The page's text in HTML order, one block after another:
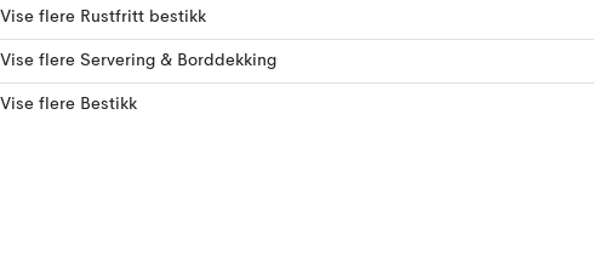
Vise flere Rustfritt bestikk
Vise flere Servering & Borddekking
Vise flere Bestikk